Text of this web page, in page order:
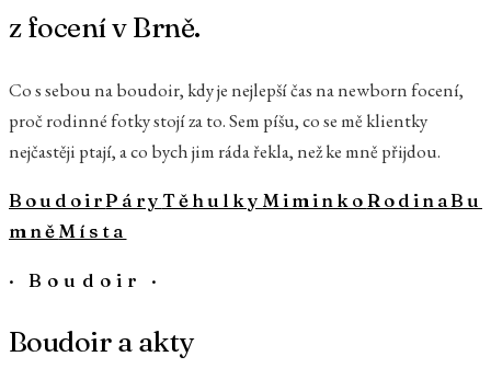
z focení v Brně.
Co s sebou na boudoir, kdy je nejlepší čas na newborn focení,
proč rodinné fotky stojí za to. Sem píšu, co se mě klientky
nejčastěji ptají, a co bych jim ráda řekla, než ke mně přijdou.
BoudoirPáry Těhulky MiminkoRodina
mněMísta
·Boudoir ·
Boudoir a akty